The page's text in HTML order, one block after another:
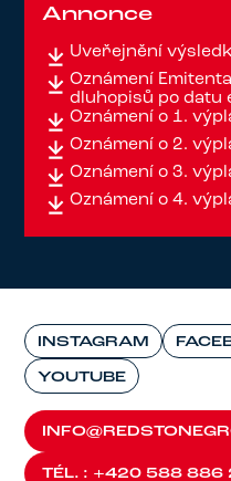
Annonce
Uveřejnění
Oznámení
dluhopisů po datu
Oznámení o 1.
Oznámení o 2.
Oznámení o 3.
Oznámení o 4.
INSTAGRAM
YOUTUBE
TÉL. : +420 588 886